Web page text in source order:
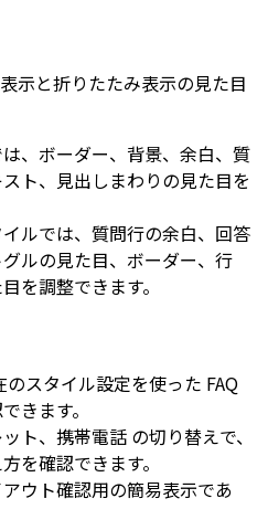
示と折りたたみ表示の見た目
、ボーダー、背景、余白、質
ト、見出しまわりの見た目を
ルでは、質問行の余白、回答
ルの見た目、ボーダー、行
を調整できます。
のスタイル設定を使った FAQ
きます。
ト、 携帯電話 の切り替えで、
を確認できます。
ウト確認用の簡易表示であ